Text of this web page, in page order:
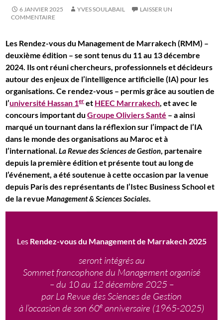
6 JANVIER 2025 YVES SOULABAIL
LAISSER UN
COMMENTAIRE
Les Rendez-vous du Management de Marrakech (RMM) –
deuxième édition – se sont tenus du 11 au 13 décembre
2024. Ils ont réuni chercheurs, professionnels et décideurs
autour des enjeux de l’intelligence artificielle (IA) pour les
organisations. Ce rendez-vous – permis grâce au soutien de
l’université Hassan 1eret HEEC Marrrakech, et avec le
concours important duGroupe Oliviers Santé – a ainsi
marqué un tournant dans la réflexion sur l’impact de l’IA
dans le monde des organisations au Maroc et à
l’international.La Revue des Sciences de Gestion, partenaire
depuis la première édition et présente tout au long de
l’événement, a été soutenue à cette occasion par la venue
depuis Paris des représentants de l’Istec Business School et
de la revueManagement & Sciences Sociales.
Les Rendez-vous du Management de Marrakech 2025
seront intégrés au
Sommet francophone du Management organisé
– du 10 au 12 décembre 2025 –
par La Revue des Sciences de Gestion
à l’occasion de son 60e anniversaire (1965-2025)